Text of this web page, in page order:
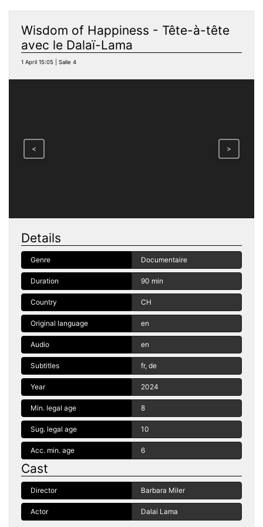
Wisdom of Happiness - Tête-à-tête
avec le Dalaï-Lama
1 April 15:05 | Salle 4
< >
Details
Genre Documentaire
Duration 90 min
Country CH
Original language en
Audio en
Subtitles fr, de
Year 2024
Min. legal age 8
Sug. legal age 10
Acc. min. age 6
Cast
Director Barbara Miler
Actor Dalai Lama